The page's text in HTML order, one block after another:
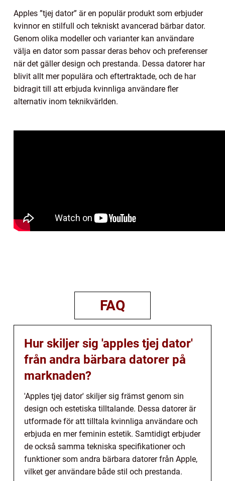
Apples ”tjej dator” är en populär produkt som erbjuder
kvinnor en stilfull och tekniskt avancerad bärbar dator.
Genom olika modeller och varianter kan användare
välja en dator som passar deras behov och preferenser
när det gäller design och prestanda. Dessa datorer har
blivit allt mer populära och eftertraktade, och de har
bidragit till att erbjuda kvinnliga användare fler
alternativ inom teknikvärlden.
FAQ
Hur skiljer sig 'apples tjej dator'
från andra bärbara datorer på
marknaden?
'Apples tjej dator' skiljer sig främst genom sin
design och estetiska tilltalande. Dessa datorer är
utformade för att tilltala kvinnliga användare och
erbjuda en mer feminin estetik. Samtidigt erbjuder
de också samma tekniska specifikationer och
funktioner som andra bärbara datorer från Apple,
vilket ger användare både stil och prestanda.